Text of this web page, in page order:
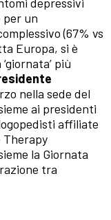
per un
(67% vs
Europa, si è
più
nella sede del
ai presidenti
affiliate
Therapy
la Giornata
tra